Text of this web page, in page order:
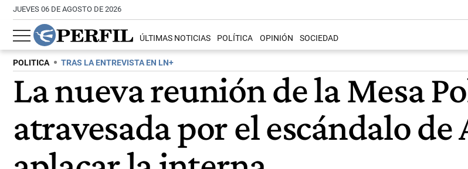
JUEVES 06 DE AGOSTO DE 2026
ÚLTIMAS NOTICIAS POLÍTICA OPINIÓN SOCIEDAD
POLITICA TRAS LA ENTREVISTA EN LN+
La nueva reunión de la Mesa
atravesada por el escándalo